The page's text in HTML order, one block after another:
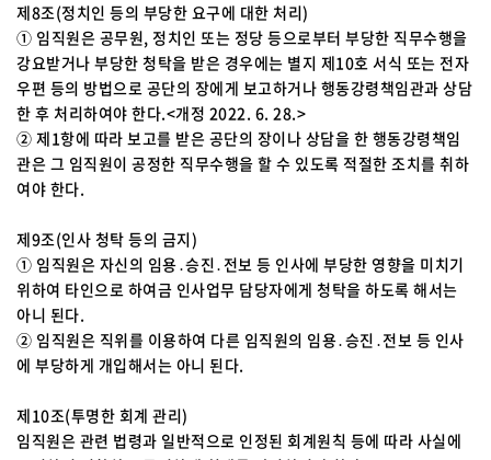
제8조(정치인 등의 부당한 요구에 대한 처리)
① 임직원은 공무원, 정치인 또는 정당 등으로부터 부당한 직무수행을
강요받거나 부당한 청탁을 받은 경우에는 별지 제10호 서식 또는 전자
우편 등의 방법으로 공단의 장에게 보고하거나 행동강령책임관과 상담
한 후 처리하여야 한다.<개정 2022. 6. 28.>
② 제1항에 따라 보고를 받은 공단의 장이나 상담을 한 행동강령책임
관은 그 임직원이 공정한 직무수행을 할 수 있도록 적절한 조치를 취하
여야 한다.
제9조(인사 청탁 등의 금지)
① 임직원은 자신의 임용․승진․전보 등 인사에 부당한 영향을 미치기
위하여 타인으로 하여금 인사업무 담당자에게 청탁을 하도록 해서는
아니 된다.
② 임직원은 직위를 이용하여 다른 임직원의 임용․승진․전보 등 인사
에 부당하게 개입해서는 아니 된다.
제10조(투명한 회계 관리)
임직원은 관련 법령과 일반적으로 인정된 회계원칙 등에 따라 사실에